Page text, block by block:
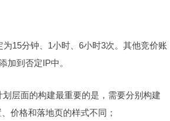
15分钟、1小时、6小时3次。其他竞价账
加到否定IP中。
层面的构建最重要的是，需要分别构建
价格和落地页的样式不同；